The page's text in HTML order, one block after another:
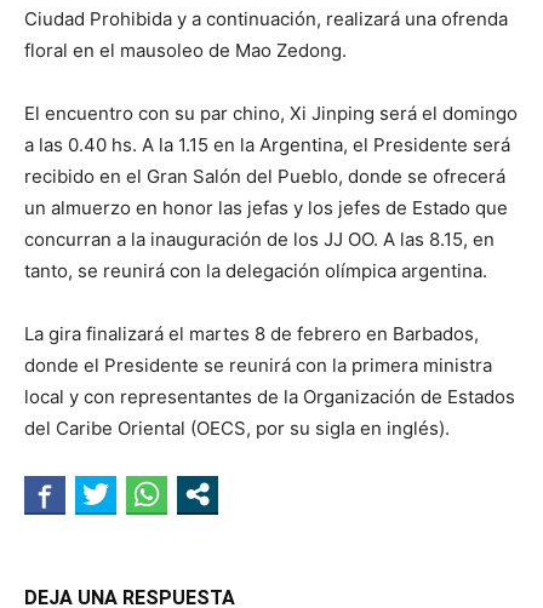
Ciudad Prohibida y a continuación, realizará una ofrenda
floral en el mausoleo de Mao Zedong.
El encuentro con su par chino, Xi Jinping será el domingo
a las 0.40 hs. A la 1.15 en la Argentina, el Presidente será
recibido en el Gran Salón del Pueblo, donde se ofrecerá
un almuerzo en honor las jefas y los jefes de Estado que
concurran a la inauguración de los JJ OO. A las 8.15, en
tanto, se reunirá con la delegación olímpica argentina.
La gira finalizará el martes 8 de febrero en Barbados,
donde el Presidente se reunirá con la primera ministra
local y con representantes de la Organización de Estados
del Caribe Oriental (OECS, por su sigla en inglés).
DEJA UNA RESPUESTA